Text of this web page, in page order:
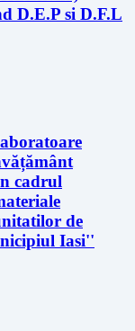
D.E.P si D.F.L
cadrul
de
Iasi''